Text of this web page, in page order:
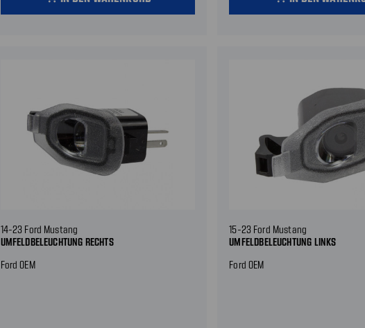
14-23 Ford Mustang
UMFELDBELEUCHTUNG RECHTS
Ford OEM
15-23 Ford Mustang
UMFELDBELEUCHTUNG LINKS
Ford OEM